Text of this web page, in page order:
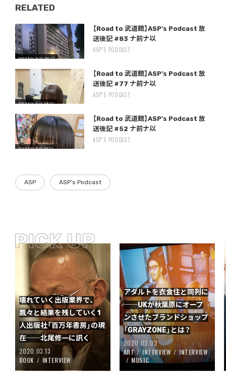
RELATED
Warning : Undefined variable $post_id in
/home/storywriter/storywriter.tokyo/public_html/wp-content/themes/StoryWriter/single.phpon line242
【Road to 武道館】ASP’s Podcast 放
送後記 #83 ナ前ナ以
2024年9月20日
ASP’S PODCAST
Warning : Undefined variable $post_id in
/home/storywriter/storywriter.tokyo/public_html/wp-content/themes/StoryWriter/single.phpon line242
【Road to 武道館】ASP’s Podcast 放
送後記 #77 ナ前ナ以
2024年9月14日
ASP’S PODCAST
Warning : Undefined variable $post_id in
/home/storywriter/storywriter.tokyo/public_html/wp-content/themes/StoryWriter/single.phpon line242
【Road to 武道館】ASP’s Podcast 放
送後記 #52 ナ前ナ以
2024年8月21日
ASP’S PODCAST
ASP ASP’s Podcast
壊れていく出版業界で、
飄々と結果を残していく1
人出版社「百万年書房」の現
在──北尾修一に訊く
2020.03.13
BOOK
INTERVIEW
アダルトを衣食住と同列に
──UKが秋葉原にオープ
ンさせたブランドショップ
「GRAYZONE」とは？
2020.02.02
ART
INTERVIEW
INTERVIEW
MUSIC